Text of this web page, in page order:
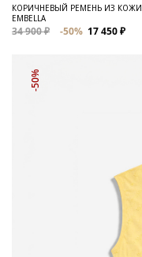
КОРИЧНЕВЫЙ РЕМЕНЬ ИЗ КОЖИ
EMBELLA
34 900 ₽ -50% 17 450 ₽
-50%